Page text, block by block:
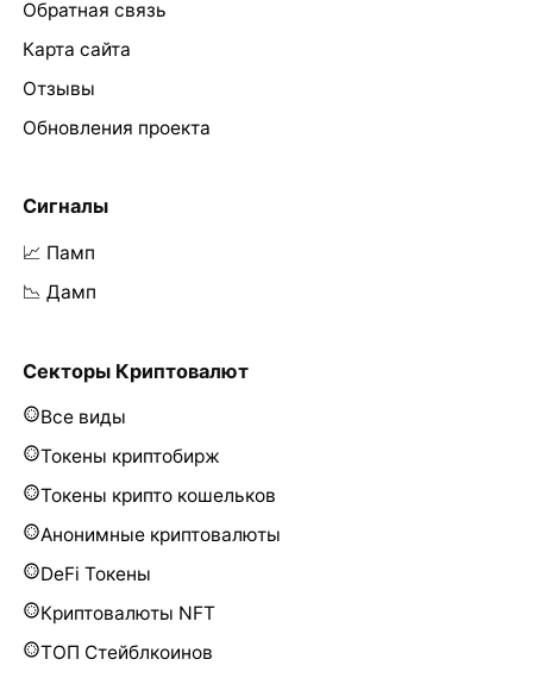
Обратная связь
Карта сайта
Отзывы
Обновления проекта
Сигналы
📈 Памп
📉 Дамп
Секторы Криптовалют
Все виды
Токены криптобирж
Токены крипто кошельков
Анонимные криптовалюты
DeFi Токены
Криптовалюты NFT
ТОП Стейблкоинов